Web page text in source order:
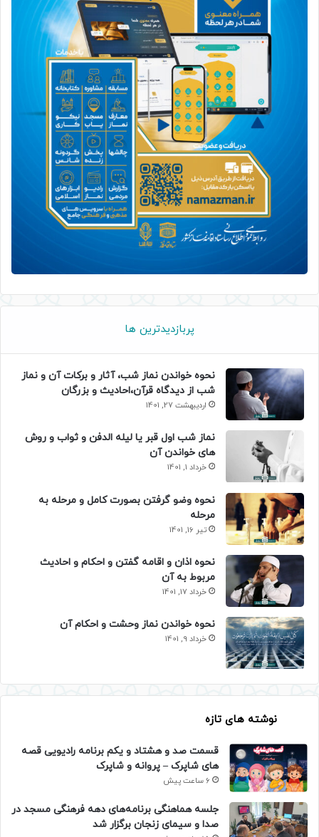
پربازدیدترین ها
نحوه خواندن نماز شب، آثار و برکات آن و نماز
شب از دیدگاه قرآن،احادیث و بزرگان
اردیبهشت 27, 1401
نماز شب اول قبر یا لیله الدفن و ثواب و روش
های خواندن آن
خرداد 1, 1401
نحوه وضو گرفتن بصورت کامل و مرحله به
مرحله
تیر 16, 1401
نحوه اذان و اقامه گفتن و احکام و احادیث
مربوط به آن
خرداد 17, 1401
نحوه خواندن نماز وحشت و احکام آن
خرداد 9, 1401
نوشته های تازه
قسمت صد و هشتاد و یکم برنامه رادیویی قصه
های شاپرک – پروانه و شاپرک
6 ساعت پیش
جلسه هماهنگی برنامه‌های دهه فرهنگی مسجد در
صدا و سیمای زنجان برگزار شد